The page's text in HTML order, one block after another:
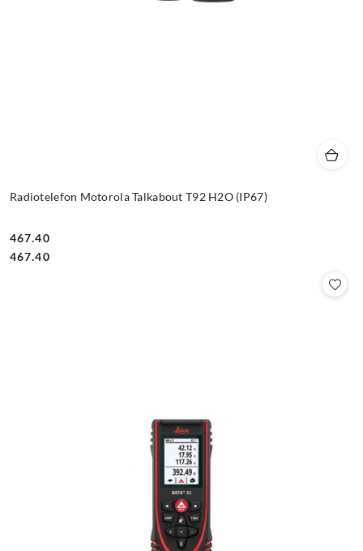
Radiotelefon Motorola Talkabout T92 H2O (IP67)
Cena:
467.40
Cena:
467.40